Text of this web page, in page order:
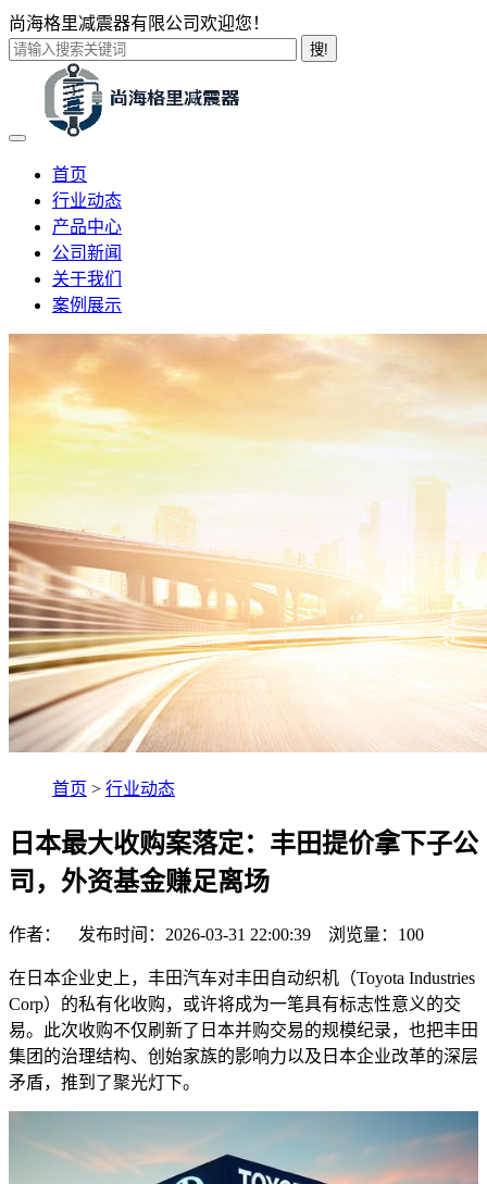
尚海格里减震器有限公司欢迎您！
搜!
首页
行业动态
产品中心
公司新闻
关于我们
案例展示
首页 > 行业动态
日本最大收购案落定：丰田提价拿下子公
司，外资基金赚足离场
作者： 发布时间：2026-03-31 22:00:39 浏览量： 100
在日本企业史上，丰田汽车对丰田自动织机（Toyota Industries
Corp）的私有化收购，或许将成为一笔具有标志性意义的交
易。此次收购不仅刷新了日本并购交易的规模纪录，也把丰田
集团的治理结构、创始家族的影响力以及日本企业改革的深层
矛盾，推到了聚光灯下。